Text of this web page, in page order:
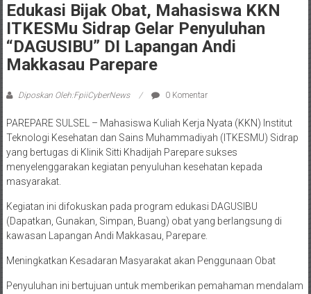
Edukasi Bijak Obat, Mahasiswa KKN
ITKESMu Sidrap Gelar Penyuluhan
“DAGUSIBU” DI Lapangan Andi
Makkasau Parepare
Diposkan Oleh:FpiiCyberNews 0 Komentar
PAREPARE SULSEL – Mahasiswa Kuliah Kerja Nyata (KKN) Institut
Teknologi Kesehatan dan Sains Muhammadiyah (ITKESMU) Sidrap
yang bertugas di Klinik Sitti Khadijah Parepare sukses
menyelenggarakan kegiatan penyuluhan kesehatan kepada
masyarakat.
Kegiatan ini difokuskan pada program edukasi DAGUSIBU
(Dapatkan, Gunakan, Simpan, Buang) obat yang berlangsung di
kawasan Lapangan Andi Makkasau, Parepare.
Meningkatkan Kesadaran Masyarakat akan Penggunaan Obat
Penyuluhan ini bertujuan untuk memberikan pemahaman mendalam